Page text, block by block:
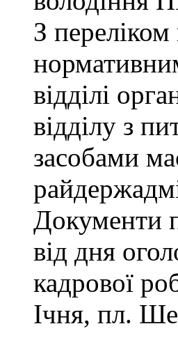
З
відділі
відділу з
засобами
Документи
від дня
кадрової
Ічня, пл.